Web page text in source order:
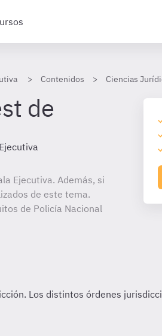
Contenidos Ciencias
de
Ejecutiva. Además, si
de este tema.
de Policía Nacional